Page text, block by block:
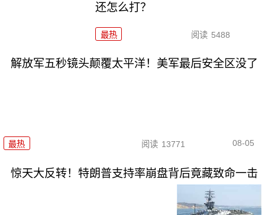
还怎么打？
最热 阅读 5488
解放军五秒镜头颠覆太平洋！美军最后安全区没了
最热 阅读 13771 08-05
惊天大反转！特朗普支持率崩盘背后竟藏致命一击